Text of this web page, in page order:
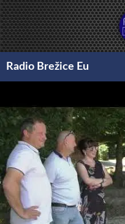
Preskoči
na
vsebino
Radio Brežice Eu